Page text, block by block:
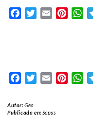
FacebookTwitterEmail
FacebookTwitterEmail
Autor:Geo
Publicado en:Sopas